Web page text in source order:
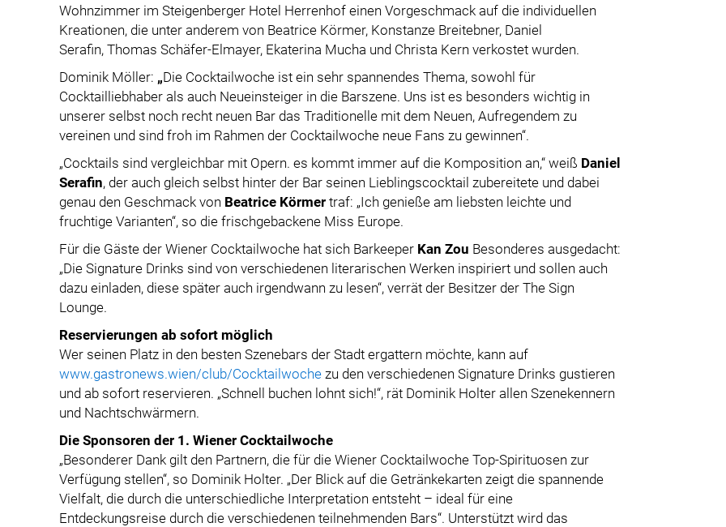
Wohnzimmer im Steigenberger Hotel Herrenhof einen Vorgeschmack auf die individuellen
Kreationen, die unter anderem von Beatrice Körmer, Konstanze Breitebner, Daniel
Serafin, Thomas Schäfer-Elmayer, Ekaterina Mucha und Christa Kern verkostet wurden.
Dominik Möller: „Die Cocktailwoche ist ein sehr spannendes Thema, sowohl für
Cocktailliebhaber als auch Neueinsteiger in die Barszene. Uns ist es besonders wichtig in
unserer selbst noch recht neuen Bar das Traditionelle mit dem Neuen, Aufregendem zu
vereinen und sind froh im Rahmen der Cocktailwoche neue Fans zu gewinnen“.
„Cocktails sind vergleichbar mit Opern. es kommt immer auf die Komposition an,“ weiß Daniel
Serafin, der auch gleich selbst hinter der Bar seinen Lieblingscocktail zubereitete und dabei
genau den Geschmack von Beatrice Körmer traf: „Ich genieße am liebsten leichte und
fruchtige Varianten“, so die frischgebackene Miss Europe.
Für die Gäste der Wiener Cocktailwoche hat sich Barkeeper Kan Zou Besonderes ausgedacht:
„Die Signature Drinks sind von verschiedenen literarischen Werken inspiriert und sollen auch
dazu einladen, diese später auch irgendwann zu lesen“, verrät der Besitzer der The Sign
Lounge.
Reservierungen ab sofort möglich
Wer seinen Platz in den besten Szenebars der Stadt ergattern möchte, kann auf
www.gastronews.wien/club/Cocktailwoche zu den verschiedenen Signature Drinks gustieren
und ab sofort reservieren. „Schnell buchen lohnt sich!“, rät Dominik Holter allen Szenekennern
und Nachtschwärmern.
Die Sponsoren der 1. Wiener Cocktailwoche
„Besonderer Dank gilt den Partnern, die für die Wiener Cocktailwoche Top-Spirituosen zur
Verfügung stellen“, so Dominik Holter. „Der Blick auf die Getränkekarten zeigt die spannende
Vielfalt, die durch die unterschiedliche Interpretation entsteht – ideal für eine
Entdeckungsreise durch die verschiedenen teilnehmenden Bars“. Unterstützt wird das